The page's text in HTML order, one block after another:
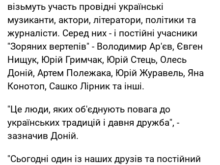
візьмуть участь провідні українські
музиканти, актори, літератори, політики та
журналісти. Серед них - і постійні учасники
"Зоряних вертепів" - Володимир Ар'єв, Євген
Нищук, Юрій Гримчак, Юрій Стець, Олесь
Доній, Артем Полежака, Юрій Журавель, Яна
Конотоп, Сашко Лірник та інші.
"Це люди, яких об'єднують повага до
українських традицій і давня дружба", -
зазначив Доній.
"Сьогодні один із наших друзів та постійний